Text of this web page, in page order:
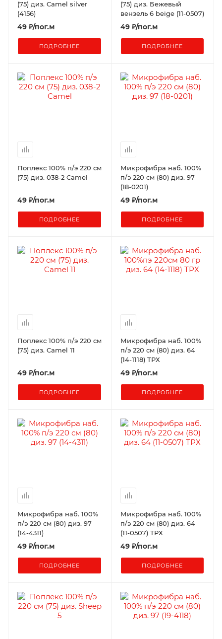
(75) диз. Camel silver
(4156)
49 ₽/пог.м
ПОДРОБНЕЕ
(75) диз. Бежевый
вензель 6 beige (11-0507)
49₽/пог.м
ПОДРОБНЕЕ
Поплекс 100% п/э 220 см
(75) диз. 038-2 Camel
49 ₽/пог.м
ПОДРОБНЕЕ
Микрофибра наб. 100%
п/э 220 см (80) диз. 97
(18-0201)
49₽/пог.м
ПОДРОБНЕЕ
Поплекс 100% п/э 220 см
(75) диз. Camel 11
49 ₽/пог.м
ПОДРОБНЕЕ
Микрофибра наб. 100%
п/э 220 см (80) диз. 64
(14-1118) ТРХ
49₽/пог.м
ПОДРОБНЕЕ
Микрофибра наб. 100%
п/э 220 см (80) диз. 97
(14-4311)
49 ₽/пог.м
ПОДРОБНЕЕ
Микрофибра наб. 100%
п/э 220 см (80) диз. 64
(11-0507) ТРХ
49₽/пог.м
ПОДРОБНЕЕ